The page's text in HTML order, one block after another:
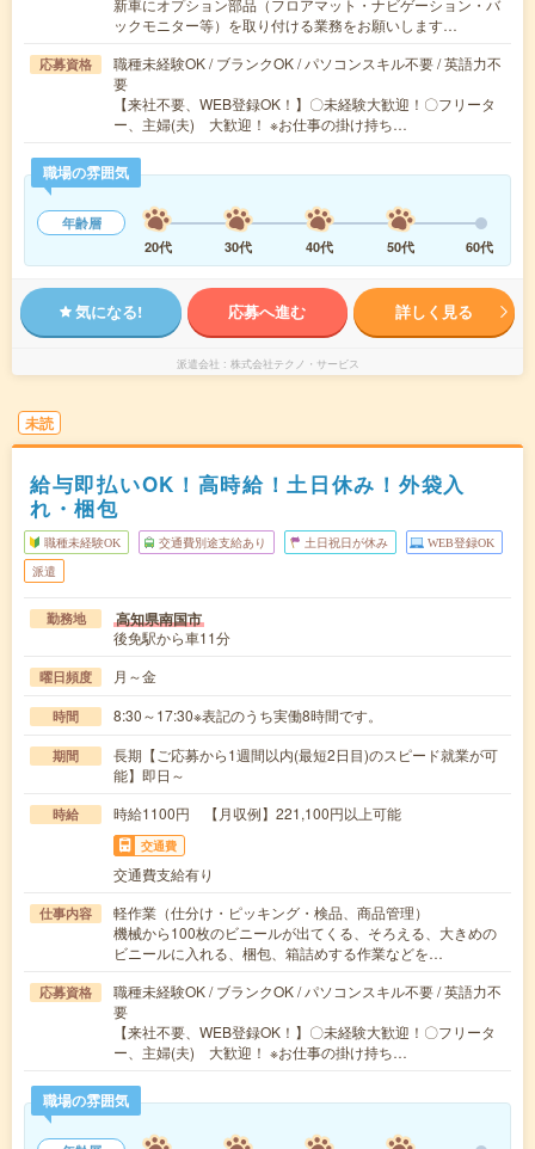
ックモニター等）を取り付ける業務をお願いします…
応募資格
職種未経験OK / ブランクOK / パソコンスキル不要 / 英語力不
要
【来社不要、WEB登録OK！】〇未経験大歓迎！〇フリータ
ー、主婦(夫) 大歓迎！ ※お仕事の掛け持ち…
職場の雰囲気
年齢層
20代
30代 40代 50代 60代
気になる! 応募へ進む 詳しく見る
派遣会社 株式会社テクノ・サービス
未読
給与即払いOK！高時給！土日休み！外袋入
れ・梱包
職種未経験OK 交通費別途支給あり 土日祝日が休み WEB登録OK
派遣
勤務地 高知県南国市
後免駅から車11分
曜日頻度 月～金
時間 8:30～17:30※表記のうち実働8時間です。
期間
長期【ご応募から1週間以内(最短2日目)のスピード就業が可
能】即日～
時給 時給1100円 【月収例】221,100円以上可能
交通費
交通費支給有り
仕事内容
軽作業（仕分け・ピッキング・検品、商品管理）
機械から100枚のビニールが出てくる、そろえる、大きめの
ビニールに入れる、梱包、箱詰めする作業などを…
応募資格
職種未経験OK / ブランクOK / パソコンスキル不要 / 英語力不
要
【来社不要、WEB登録OK！】〇未経験大歓迎！〇フリータ
ー、主婦(夫) 大歓迎！ ※お仕事の掛け持ち…
職場の雰囲気